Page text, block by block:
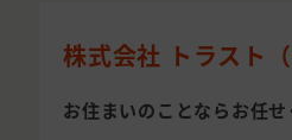
株式会社 トラスト（
お住まいのことならお任せ